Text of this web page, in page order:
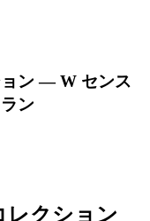
ン — W センス
ン
レクション